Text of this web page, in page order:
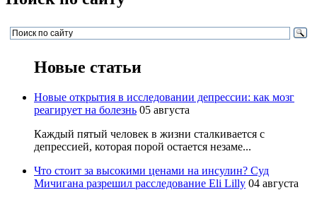
Новые статьи
Новые открытия в исследовании депрессии: как мозг
реагирует на болезнь 05 августа
Каждый пятый человек в жизни сталкивается с
депрессией, которая порой остается незаме...
Что стоит за высокими ценами на инсулин? Суд
Мичигана разрешил расследование Eli Lilly 04 августа